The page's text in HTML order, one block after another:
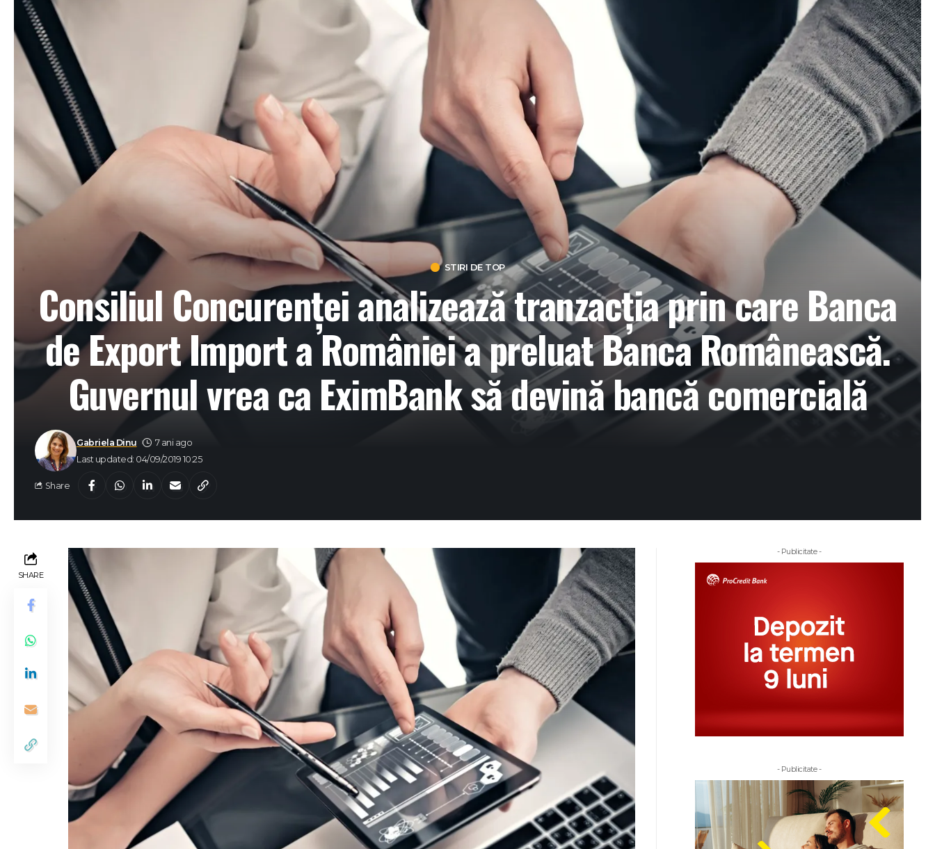
STIRI DE TOP
Consiliul Concurenţei analizează tranzacția prin care Banca
de Export Import a României a preluat Banca Românească.
Guvernul vrea ca EximBank să devină bancă comercială
Last updated: 04/09/2019 10:25
Gabriela Dinu 7 ani ago
Share
SHARE
- Publicitate -
- Publicitate -